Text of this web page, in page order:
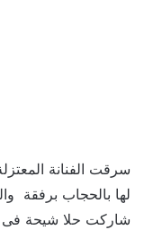
سرقت الفنانة
لها بالحجاب برفقة
شاركت حلا شيحة فى